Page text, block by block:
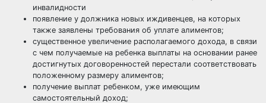
инвалидности
появление у должника новых иждивенцев, на которых
также заявлены требования об уплате алиментов;
существенное увеличение располагаемого дохода, в связи
с чем получаемые на ребенка выплаты на основании ранее
достигнутых договоренностей перестали соответствовать
положенному размеру алиментов;
получение выплат ребенком, уже имеющим
самостоятельный доход;